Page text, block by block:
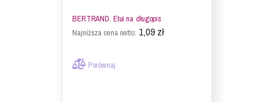
BERTRAND. Etui na długopis
Najniższa cena netto: 1,09 zł
Porównaj